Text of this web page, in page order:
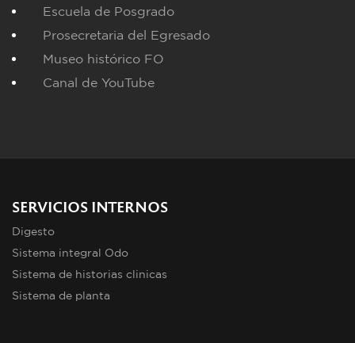
Escuela de Posgrado
Prosecretaria del Egresado
Museo histórico FO
Canal de YouTube
SERVICIOS INTERNOS
Digesto
Sistema integral Odo
Sistema de historias clinicas
Sistema de planta